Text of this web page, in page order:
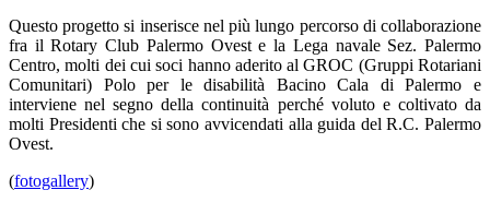
Questo progetto si inserisce nel più lungo percorso di collaborazione
fra il Rotary Club Palermo Ovest e la Lega navale Sez. Palermo
Centro, molti dei cui soci hanno aderito al GROC (Gruppi Rotariani
Comunitari) Polo per le disabilità Bacino Cala di Palermo e
interviene nel segno della continuità perché voluto e coltivato da
molti Presidenti che si sono avvicendati alla guida del R.C. Palermo
Ovest.
(fotogallery)